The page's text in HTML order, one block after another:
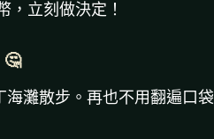
，立刻做決定！
🤔
灘散步。再也不用翻遍口袋